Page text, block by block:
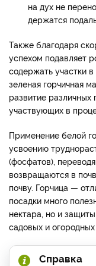
на дух не
держатся
Также благодаря
успехом подавляет
содержать участки
зеленая горчичная
развитие различных
участвующих в
Применение белой
усвоению
(фосфатов),
возвращаются в
почву. Горчица —
посадки много
нектара, но и
садовых и
Справка